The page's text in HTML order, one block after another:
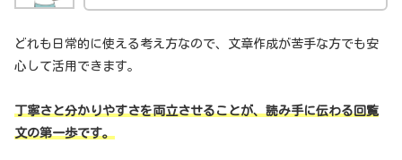
どれも日常的に使える考え方なので、文章作成が苦手な方でも安
心して活用できます。
丁寧さと分かりやすさを両立させることが、読み手に伝わる回覧
文の第一歩です。